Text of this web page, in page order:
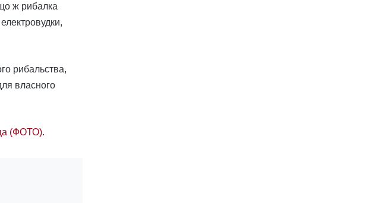
ж рибалка
рибальства,
власного
(ФОТО).